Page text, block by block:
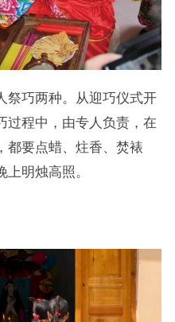
祭巧两种。从迎巧仪式开
过程中，由专人负责，在
都要点蜡、炷香、焚裱
明烛高照。